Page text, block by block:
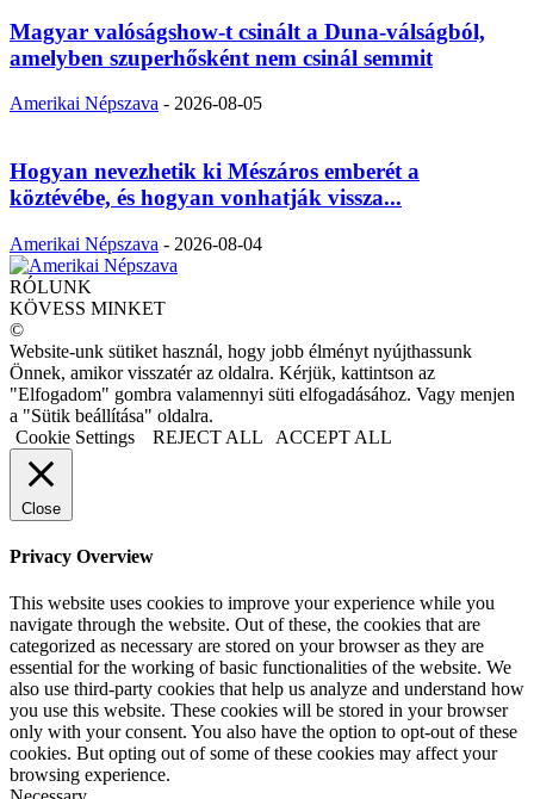
Magyar valóságshow-t csinált a Duna-válságból,
amelyben szuperhősként nem csinál semmit
Amerikai Népszava - 2026-08-05
Hogyan nevezhetik ki Mészáros emberét a
köztévébe, és hogyan vonhatják vissza...
Amerikai Népszava - 2026-08-04
RÓLUNK
KÖVESS MINKET
©
Website-unk sütiket használ, hogy jobb élményt nyújthassunk
Önnek, amikor visszatér az oldalra. Kérjük, kattintson az
"Elfogadom" gombra valamennyi süti elfogadásához. Vagy menjen
a "Sütik beállítása" oldalra.
Cookie Settings
REJECT ALL ACCEPT ALL
Close
Privacy Overview
This website uses cookies to improve your experience while you
navigate through the website. Out of these, the cookies that are
categorized as necessary are stored on your browser as they are
essential for the working of basic functionalities of the website. We
also use third-party cookies that help us analyze and understand how
you use this website. These cookies will be stored in your browser
only with your consent. You also have the option to opt-out of these
cookies. But opting out of some of these cookies may affect your
browsing experience.